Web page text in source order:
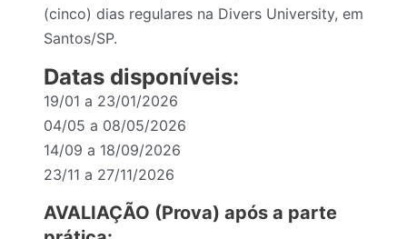
(cinco) dias regulares na Divers University, em
Santos/SP.
Datas disponíveis:
19/01 a 23/01/2026
04/05 a 08/05/2026
14/09 a 18/09/2026
23/11 a 27/11/2026
AVALIAÇÃO (Prova) após a parte